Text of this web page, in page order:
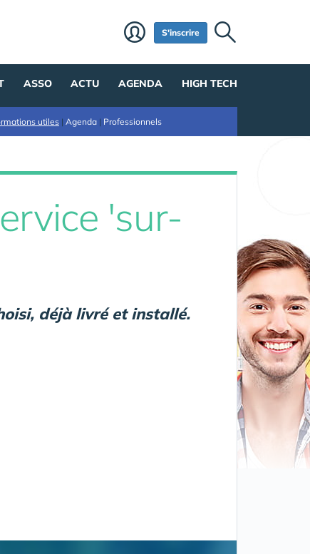
S'inscrire
ASSO ACTU AGENDA HIGH TECH
utiles | Agenda | Professionnels
'sur-
déjà livré et installé.